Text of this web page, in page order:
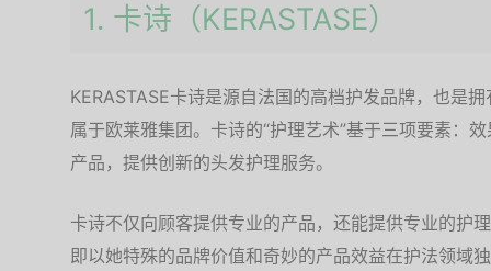
1. 卡诗（KERASTASE）
KERASTASE卡诗是源自法国的高档护发品牌，也是
属于欧莱雅集团。卡诗的“护理艺术”基于三项要素：
产品，提供创新的头发护理服务。
卡诗不仅向顾客提供专业的产品，还能提供专业的护
即以她特殊的品牌价值和奇妙的产品效益在护法领域